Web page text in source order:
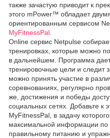
также зачастую приводит к
этого mPower™ обладает
ориентированным сервисом
MyFitnessPal
Online сервис Netpulse
тренировках, которые можно
в дальнейшем. Программа
тренировочные цели и следит
можно принять участие в
соревнованиях, регулярно
же, достижения и победы
социальных сетях. Добавьте к
MyFitnessPal, в задачу
максимальной информации по
правильному питанию и